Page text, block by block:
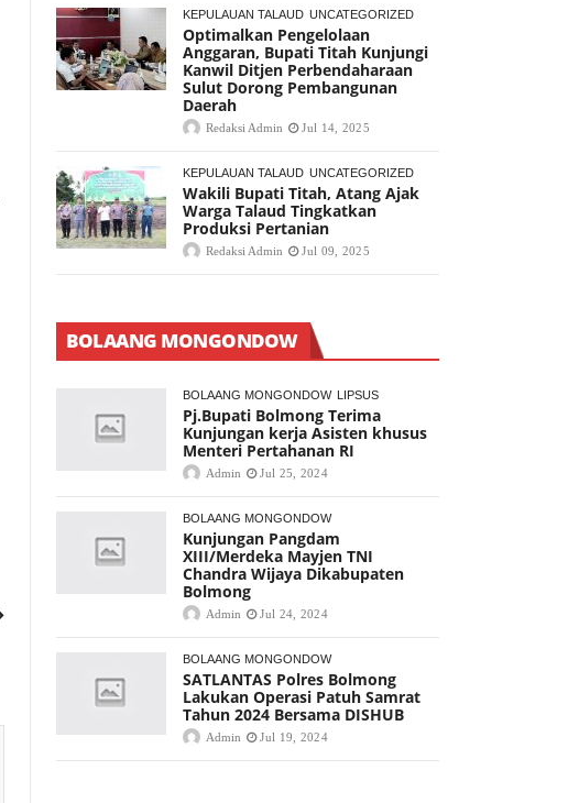
KEPULAUAN TALAUD UNCATEGORIZED
Optimalkan Pengelolaan
Anggaran, Bupati Titah Kunjungi
Kanwil Ditjen Perbendaharaan
Sulut Dorong Pembangunan
Daerah
Redaksi Admin Jul 14, 2025
KEPULAUAN TALAUD UNCATEGORIZED
Wakili Bupati Titah, Atang Ajak
Warga Talaud Tingkatkan
Produksi Pertanian
Redaksi Admin Jul 09, 2025
BOLAANG MONGONDOW
BOLAANG MONGONDOW LIPSUS
Pj.Bupati Bolmong Terima
Kunjungan kerja Asisten khusus
Menteri Pertahanan RI
Admin Jul 25, 2024
BOLAANG MONGONDOW
Kunjungan Pangdam
XIII/Merdeka Mayjen TNI
Chandra Wijaya Dikabupaten
Bolmong
Admin Jul 24, 2024
BOLAANG MONGONDOW
SATLANTAS Polres Bolmong
Lakukan Operasi Patuh Samrat
Tahun 2024 Bersama DISHUB
Admin Jul 19, 2024